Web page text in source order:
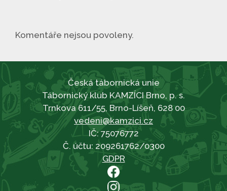
Komentáře nejsou povoleny.
Česká tábornická unie
Tábornický klub KAMZÍCI Brno, p. s.
Trnkova 611/55, Brno-Líšeň, 628 00
vedeni@kamzici.cz
IČ: 75076772
Č. účtu: 209261762/0300
GDPR